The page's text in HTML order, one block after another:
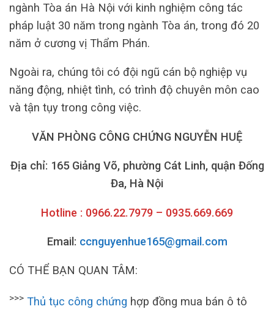
ngành Tòa án Hà Nội với kinh nghiệm công tác
pháp luật 30 năm trong ngành Tòa án, trong đó 20
năm ở cương vị Thẩm Phán.
Ngoài ra, chúng tôi có đội ngũ cán bộ nghiệp vụ
năng động, nhiệt tình, có trình độ chuyên môn cao
và tận tụy trong công việc.
VĂN PHÒNG CÔNG CHỨNG NGUYỄN HUỆ
Địa chỉ: 165 Giảng Võ, phường Cát Linh, quận Đống
Đa, Hà Nội
Hotline : 0966.22.7979 – 0935.669.669
Email: ccnguyenhue165@gmail.com
CÓ THỂ BẠN QUAN TÂM:
>>> Thủ tục công chứng hợp đồng mua bán ô tô